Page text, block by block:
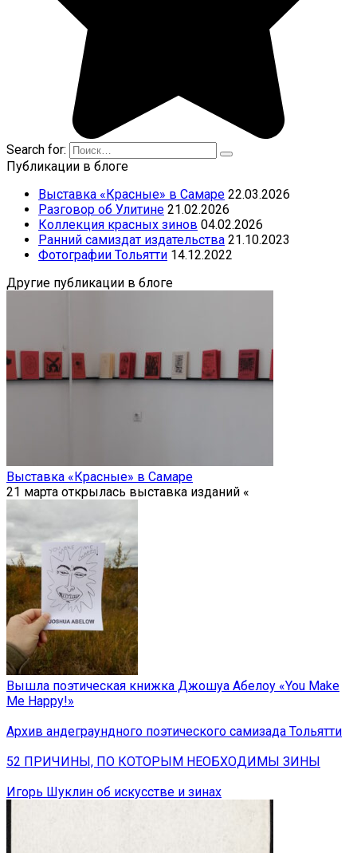
Search for:
Публикации в блоге
Выставка «Красные» в Самаре 22.03.2026
Разговор об Улитине 21.02.2026
Коллекция красных зинов 04.02.2026
Ранний самиздат издательства 21.10.2023
Фотографии Тольятти 14.12.2022
Другие публикации в блоге
Выставка «Красные» в Самаре
21 марта открылась выставка изданий «
Вышла поэтическая книжка Джошуа Абелоу «You Make
Me Happy!»
Архив андеграундного поэтического самизада Тольятти
52 ПРИЧИНЫ, ПО КОТОРЫМ НЕОБХОДИМЫ ЗИНЫ
Игорь Шуклин об искусстве и зинах